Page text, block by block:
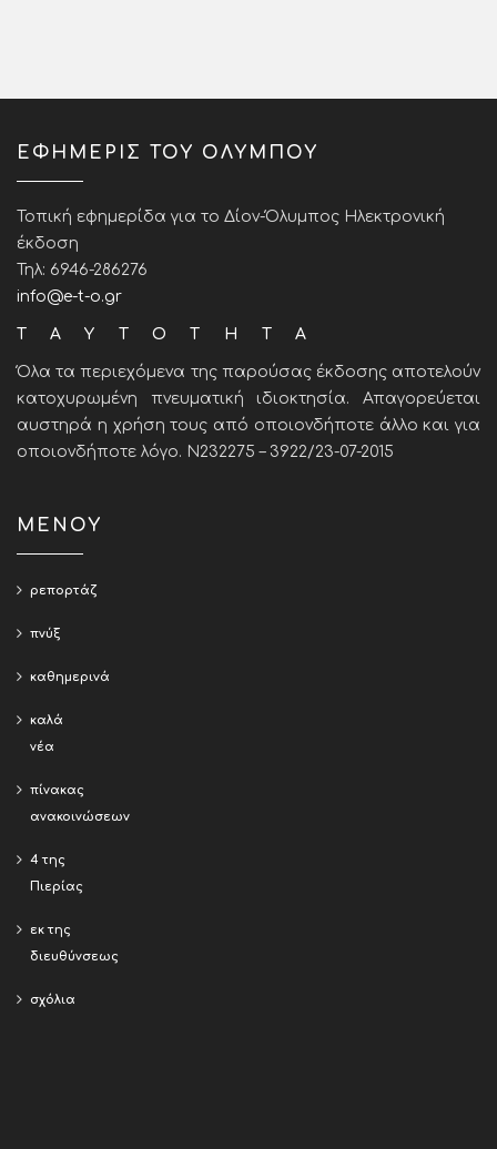
ΕΦΗΜΕΡΙΣ ΤΟΥ ΟΛΥΜΠΟΥ
Τοπική εφημερίδα για το Δίον-Όλυμπος Ηλεκτρονική
έκδοση
Τηλ: 6946-286276
info@e-t-o.gr
ΤΑΥΤΟΤΗΤΑ
Όλα τα περιεχόμενα της παρούσας έκδοσης αποτελούν
κατοχυρωμένη πνευματική ιδιοκτησία. Απαγορεύεται
αυστηρά η χρήση τους από οποιονδήποτε άλλο και για
οποιονδήποτε λόγο. Ν232275 – 3922/23-07-2015
ΜΕΝΟΥ
ρεπορτάζ
πνύξ
καθημερινά
καλά
νέα
πίνακας
ανακοινώσεων
4 της
Πιερίας
εκ της
διευθύνσεως
σχόλια